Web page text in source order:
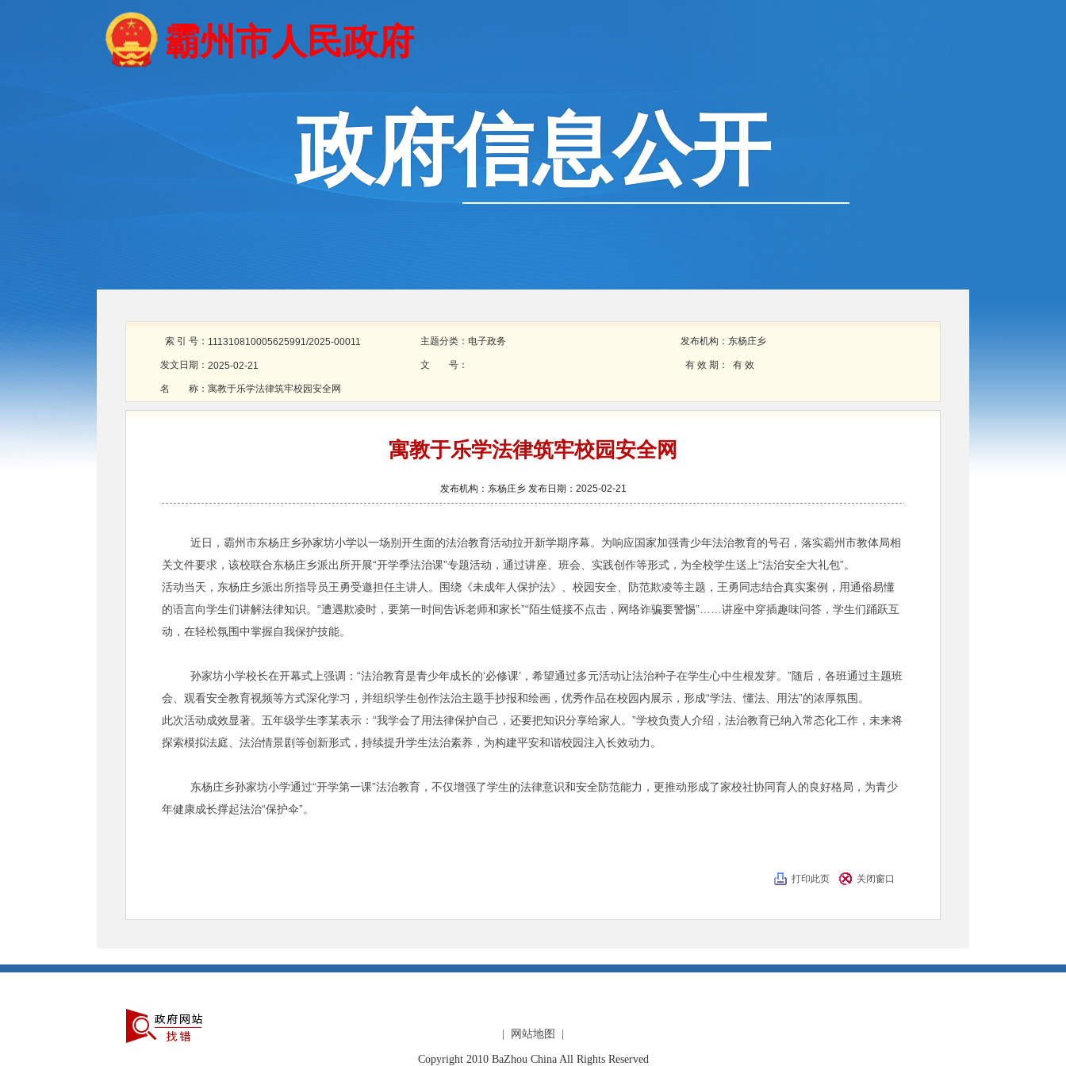
霸州市人民政府
政府信息公开
索 引 号： 111310810005625991/2025-00011 主题分类： 电子政务 发布机构： 东杨庄乡
发文日期： 2025-02-21 文 号： 有 效 期： 有 效
名 称： 寓教于乐学法律筑牢校园安全网
寓教于乐学法律筑牢校园安全网
发布机构：东杨庄乡 发布日期：2025-02-21
近日，霸州市东杨庄乡孙家坊小学以一场别开生面的法治教育活动拉开新学期序幕。为响应国家加强青少年法治教育的号召，落实霸州市教体局相
关文件要求，该校联合东杨庄乡派出所开展“开学季法治课”专题活动，通过讲座、班会、实践创作等形式，为全校学生送上“法治安全大礼包”。
活动当天，东杨庄乡派出所指导员王勇受邀担任主讲人。围绕《未成年人保护法》、校园安全、防范欺凌等主题，王勇同志结合真实案例，用通俗易懂
的语言向学生们讲解法律知识。“遭遇欺凌时，要第一时间告诉老师和家长”“陌生链接不点击，网络诈骗要警惕”……讲座中穿插趣味问答，学生们踊跃互
动，在轻松氛围中掌握自我保护技能。
孙家坊小学校长在开幕式上强调：“法治教育是青少年成长的‘必修课’，希望通过多元活动让法治种子在学生心中生根发芽。”随后，各班通过主题班
会、观看安全教育视频等方式深化学习，并组织学生创作法治主题手抄报和绘画，优秀作品在校园内展示，形成“学法、懂法、用法”的浓厚氛围。
此次活动成效显著。五年级学生李某表示：“我学会了用法律保护自己，还要把知识分享给家人。”学校负责人介绍，法治教育已纳入常态化工作，未来将
探索模拟法庭、法治情景剧等创新形式，持续提升学生法治素养，为构建平安和谐校园注入长效动力。
东杨庄乡孙家坊小学通过“开学第一课”法治教育，不仅增强了学生的法律意识和安全防范能力，更推动形成了家校社协同育人的良好格局，为青少
年健康成长撑起法治“保护伞”。
打印此页 关闭窗口
| 网站地图 |
Copyright 2010 BaZhou China All Rights Reserved